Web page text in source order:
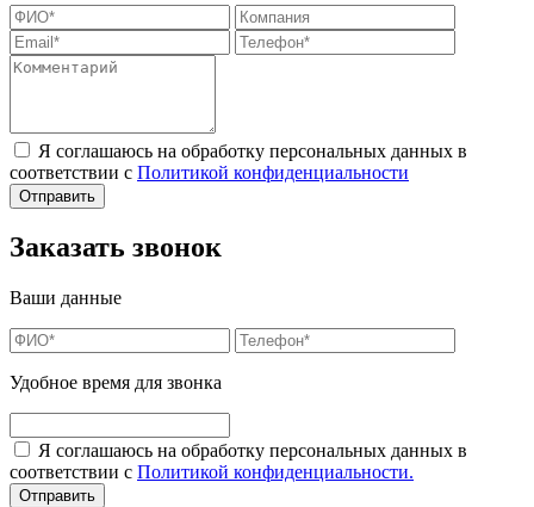
Я соглашаюсь на обработку персональных данных в
соответствии с Политикой конфиденциальности
Заказать звонок
Ваши данные
Удобное время для звонка
Я соглашаюсь на обработку персональных данных в
соответствии с Политикой конфиденциальности.